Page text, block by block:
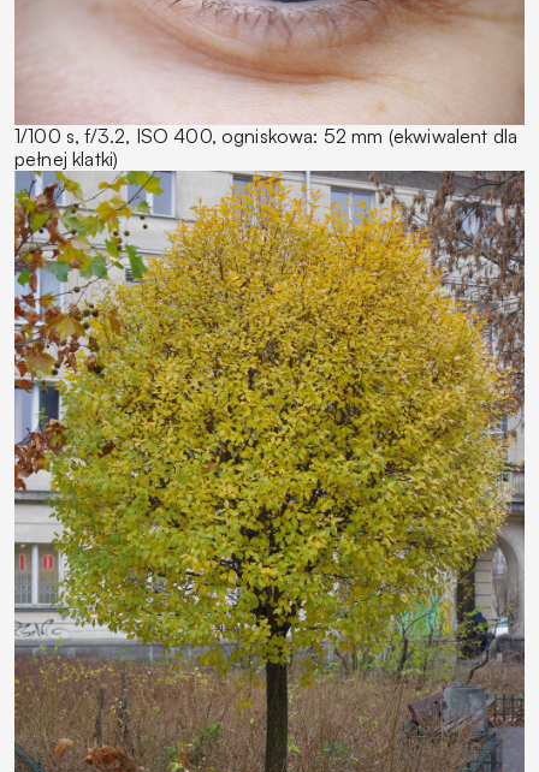
1/100 s, f/3.2, ISO 400, ogniskowa: 52 mm (ekwiwalent dla
pełnej klatki)